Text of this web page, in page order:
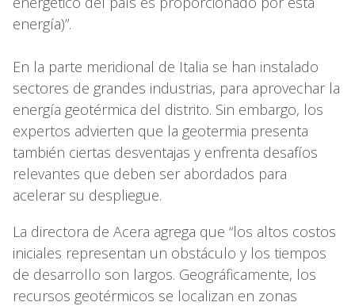
energía)”.
En la parte meridional de Italia se han instalado
sectores de grandes industrias, para aprovechar la
energía geotérmica del distrito. Sin embargo, los
expertos advierten que la geotermia presenta
también ciertas desventajas y enfrenta desafíos
relevantes que deben ser abordados para
acelerar su despliegue.
La directora de Acera agrega que “los altos costos
iniciales representan un obstáculo y los tiempos
de desarrollo son largos. Geográficamente, los
recursos geotérmicos se localizan en zonas